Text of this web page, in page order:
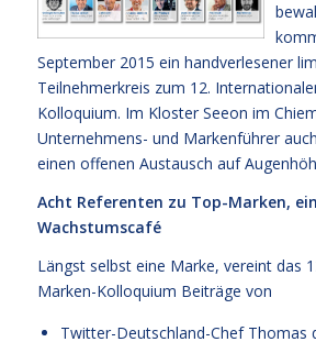
September 2015 ein handverlesener
Teilnehmerkreis zum 12.
Kolloquium. Im Kloster Seeon im
Unternehmens- und Markenführer
einen offenen Austausch auf
Acht Referenten zu Top-Marken,
Wachstumscafé
Längst selbst eine Marke, vereint das
Marken-Kolloquium Beiträge von
Twitter-Deutschland-Chef Thomas